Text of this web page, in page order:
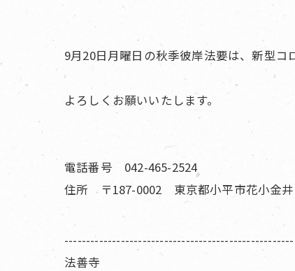
9月20日月曜日の秋季彼岸法要は、新型コ
よろしくお願いいたします。
電話番号 042-465-2524
住所 〒187-0002 東京都小平市花小金井
法善寺